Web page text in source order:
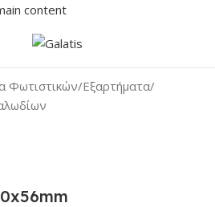
content
Φωτιστικών/Εξαρτήματα/